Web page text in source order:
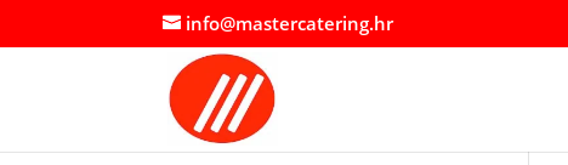
info@mastercatering.hr